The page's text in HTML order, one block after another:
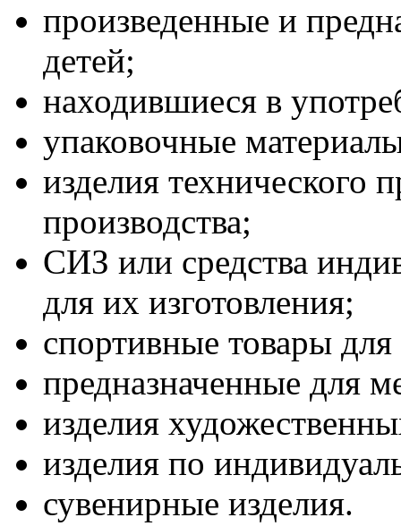
произведенные и
детей;
находившиеся в
упаковочные
изделия технического
производства;
СИЗ или средства
для их изготовления;
спортивные товары
предназначенные для
изделия
изделия по
сувенирные изделия.